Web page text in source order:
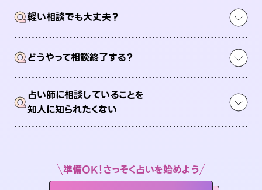
Q軽い相談でも大丈夫？
Qどうやって相談終了する？
Q占い師に相談していることを
知人に知られたくない
準備OK！さっそく占いを始めよう